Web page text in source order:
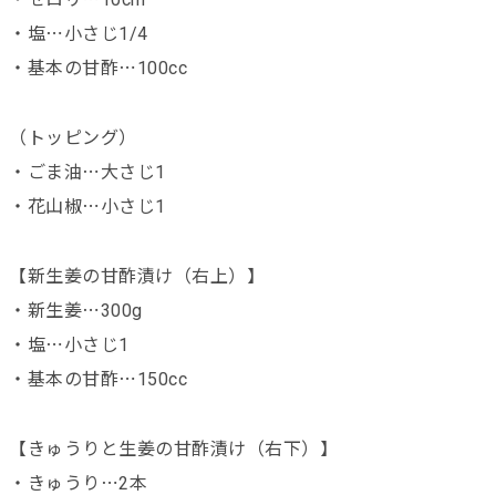
・塩⋯小さじ1/4
・基本の甘酢⋯100cc
（トッピング）
・ごま油⋯大さじ1
・花山椒⋯小さじ1
【新生姜の甘酢漬け（右上）】
・新生姜⋯300g
・塩⋯小さじ1
・基本の甘酢⋯150cc
【きゅうりと生姜の甘酢漬け（右下）】
・きゅうり⋯2本